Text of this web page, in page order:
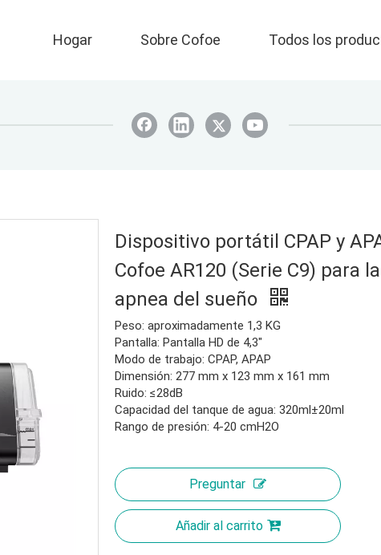
Hogar Sobre Cofoe Todos los
Dispositivo portátil CPAP y
Cofoe AR120 (Serie C9) para la
apnea del sueño
Peso: aproximadamente 1,3 KG
Pantalla: Pantalla HD de 4,3"
Modo de trabajo: CPAP, APAP
Dimensión: 277 mm x 123 mm x 161 mm
Ruido: ≤28dB
Capacidad del tanque de agua: 320ml±20ml
Rango de presión: 4-20 cmH2O
Preguntar
Añadir al carrito